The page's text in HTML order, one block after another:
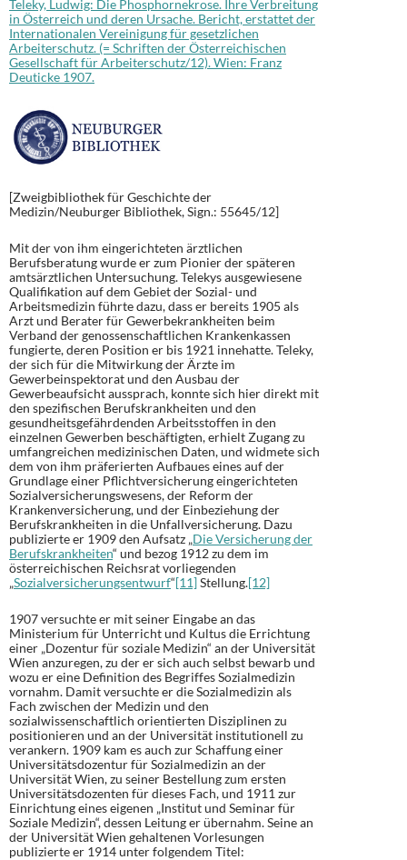
Teleky, Ludwig: Die Phosphornekrose. Ihre Verbreitung
in Österreich und deren Ursache. Bericht, erstattet der
Internationalen Vereinigung für gesetzlichen
Arbeiterschutz. (= Schriften der Österreichischen
Gesellschaft für Arbeiterschutz/12). Wien: Franz
Deuticke 1907.
[Zweigbibliothek für Geschichte der
Medizin/Neuburger Bibliothek, Sign.: 55645/12]
Mit der von ihm eingerichteten ärztlichen
Berufsberatung wurde er zum Pionier der späteren
amtsärztlichen Untersuchung. Telekys ausgewiesene
Qualifikation auf dem Gebiet der Sozial- und
Arbeitsmedizin führte dazu, dass er bereits 1905 als
Arzt und Berater für Gewerbekrankheiten beim
Verband der genossenschaftlichen Krankenkassen
fungierte, deren Position er bis 1921 innehatte. Teleky,
der sich für die Mitwirkung der Ärzte im
Gewerbeinspektorat und den Ausbau der
Gewerbeaufsicht aussprach, konnte sich hier direkt mit
den spezifischen Berufskrankheiten und den
gesundheitsgefährdenden Arbeitsstoffen in den
einzelnen Gewerben beschäftigten, erhielt Zugang zu
umfangreichen medizinischen Daten, und widmete sich
dem von ihm präferierten Aufbaues eines auf der
Grundlage einer Pflichtversicherung eingerichteten
Sozialversicherungswesens, der Reform der
Krankenversicherung, und der Einbeziehung der
Berufskrankheiten in die Unfallversicherung. Dazu
publizierte er 1909 den Aufsatz „Die Versicherung der
Berufskrankheiten“ und bezog 1912 zu dem im
österreichischen Reichsrat vorliegenden
„Sozialversicherungsentwurf“[11]Stellung.[12]
1907 versuchte er mit seiner Eingabe an das
Ministerium für Unterricht und Kultus die Errichtung
einer „Dozentur für soziale Medizin“ an der Universität
Wien anzuregen, zu der er sich auch selbst bewarb und
wozu er eine Definition des Begriffes Sozialmedizin
vornahm. Damit versuchte er die Sozialmedizin als
Fach zwischen der Medizin und den
sozialwissenschaftlich orientierten Disziplinen zu
positionieren und an der Universität institutionell zu
verankern. 1909 kam es auch zur Schaffung einer
Universitätsdozentur für Sozialmedizin an der
Universität Wien, zu seiner Bestellung zum ersten
Universitätsdozenten für dieses Fach, und 1911 zur
Einrichtung eines eigenen „Institut und Seminar für
Soziale Medizin“, dessen Leitung er übernahm. Seine an
der Universität Wien gehaltenen Vorlesungen
publizierte er 1914 unter folgendem Titel: